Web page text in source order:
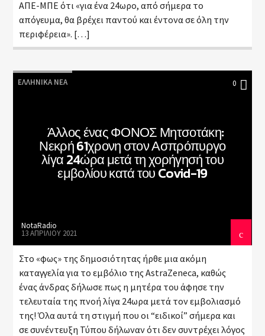
ΑΠΕ-ΜΠΕ ότι «για ένα 24ωρο, από σήμερα το
απόγευμα, θα βρέχει παντού και έντονα σε όλη την
περιφέρεια». […]
ΕΛΛΗΝΙΚΆ ΝΈΑ 0
Άλλος ένας ΦΟΝΟΣ Μητσοτάκη:
Νεκρή 61χρονη στον Ασπρόπυργο
λίγα 24ώρα μετά τη χορήγησή του
εμβολίου κατά του Covid-19
NotaRadio
13 ΑΠΡΙΛΊΟΥ 2021
Στο «φως» της δημοσιότητας ήρθε μια ακόμη
καταγγελία για το εμβόλιο της AstraZeneca, καθώς
ένας άνδρας δήλωσε πως η μητέρα του άφησε την
τελευταία της πνοή λίγα 24ωρα μετά τον εμβολιασμό
της! Όλα αυτά τη στιγμή που οι “ειδικοί” σήμερα και
σε συνέντευξη Τύπου δήλωναν ότι δεν συντρέχει λόγος